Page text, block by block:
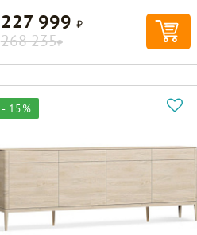
227 999 Р
268 235Р
- 15%